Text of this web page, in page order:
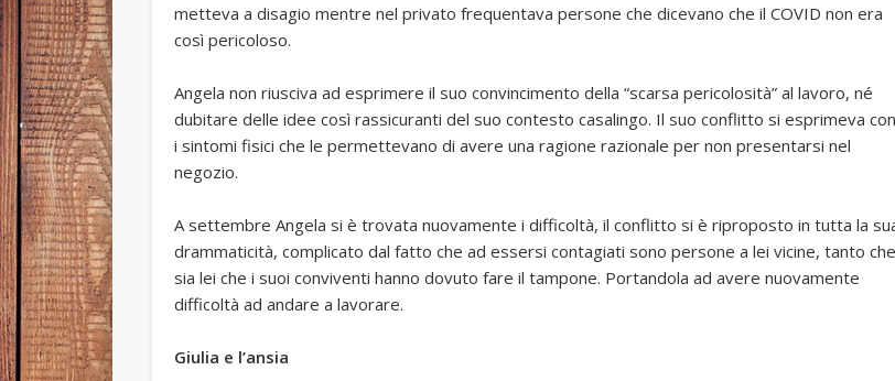
metteva a disagio mentre nel privato frequentava persone che dicevano che il COVID non era
così pericoloso.
Angela non riusciva ad esprimere il suo convincimento della “scarsa pericolosità” al lavoro, né
dubitare delle idee così rassicuranti del suo contesto casalingo. Il suo conflitto si esprimeva con
i sintomi fisici che le permettevano di avere una ragione razionale per non presentarsi nel
negozio.
A settembre Angela si è trovata nuovamente i difficoltà, il conflitto si è riproposto in tutta la
drammaticità, complicato dal fatto che ad essersi contagiati sono persone a lei vicine, tanto che
sia lei che i suoi conviventi hanno dovuto fare il tampone. Portandola ad avere nuovamente
difficoltà ad andare a lavorare.
Giulia e l’ansia